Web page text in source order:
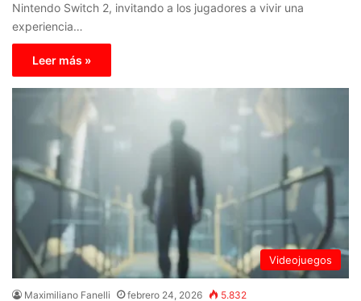
Nintendo Switch 2, invitando a los jugadores a vivir una
experiencia…
Leer más »
Videojuegos
Maximiliano Fanelli febrero 24, 2026 5.832